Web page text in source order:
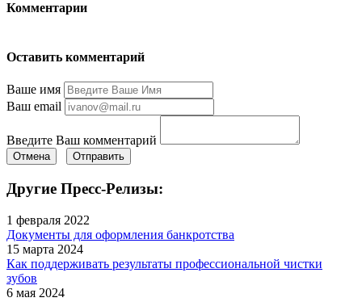
Комментарии
Оставить комментарий
Ваше имя
Ваш email
Введите Ваш комментарий
Отмена Отправить
Другие Пресс-Релизы:
1 февраля 2022
Документы для оформления банкротства
15 марта 2024
Как поддерживать результаты профессиональной чистки
зубов
6 мая 2024